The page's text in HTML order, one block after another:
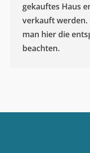
gekauftes Haus
verkauft werden.
man hier die
beachten.